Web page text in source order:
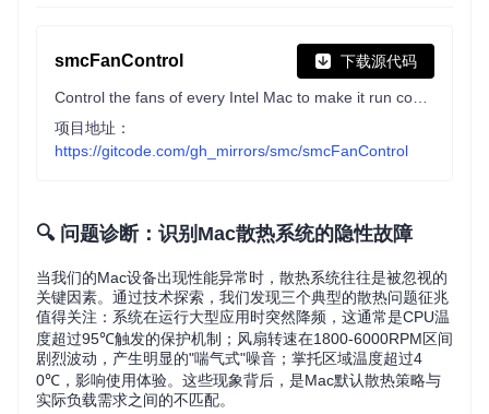
smcFanControl 下载源代码
项目地址：
https://gitcode.com/gh_mirrors/smc/smcFanControl
🔍 问题诊断：识别Mac散热系统的隐性故障
当我们的Mac设备出现性能异常时，散热系统往往是被忽视的
关键因素。通过技术探索，我们发现三个典型的散热问题征兆
值得关注：系统在运行大型应用时突然降频，这通常是CPU温
度超过95℃触发的保护机制；风扇转速在1800-6000RPM区间
剧烈波动，产生明显的"喘气式"噪音；掌托区域温度超过4
0℃，影响使用体验。这些现象背后，是Mac默认散热策略与
实际负载需求之间的不匹配。